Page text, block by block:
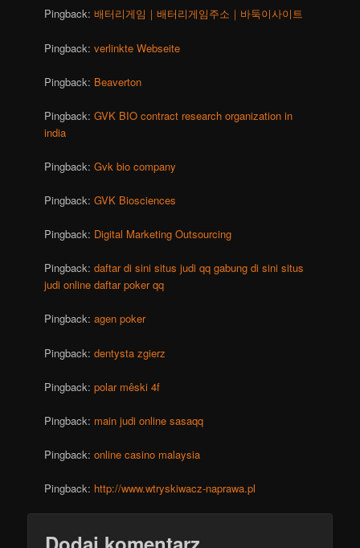
Pingback:배터리게임｜배터리게임주소｜바둑이사이트
Pingback:verlinkte Webseite
Pingback: Beaverton
Pingback:GVK BIO contract research organization in
india
Pingback:Gvk bio company
Pingback:GVK Biosciences
Pingback: Digital Marketing Outsourcing
Pingback:daftar di sini situs judi qq gabung di sini situs
judi online daftar poker qq
Pingback:agen poker
Pingback:dentysta zgierz
Pingback:polar mêski 4f
Pingback: main judi online sasaqq
Pingback:online casino malaysia
Pingback: http://www.wtryskiwacz-naprawa.pl